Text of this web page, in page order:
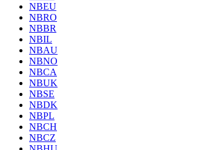
NBEU
NBRO
NBBR
NBIL
NBAU
NBNO
NBCA
NBUK
NBSE
NBDK
NBPL
NBCH
NBCZ